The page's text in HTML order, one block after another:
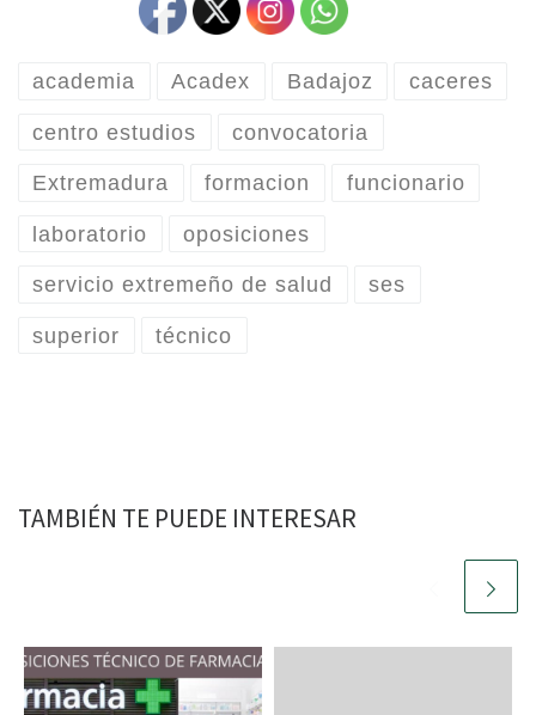
academia Acadex Badajoz caceres
centro estudios convocatoria
Extremadura formacion funcionario
laboratorio oposiciones
servicio extremeño de salud ses
superior técnico
TAMBIÉN TE PUEDE INTERESAR